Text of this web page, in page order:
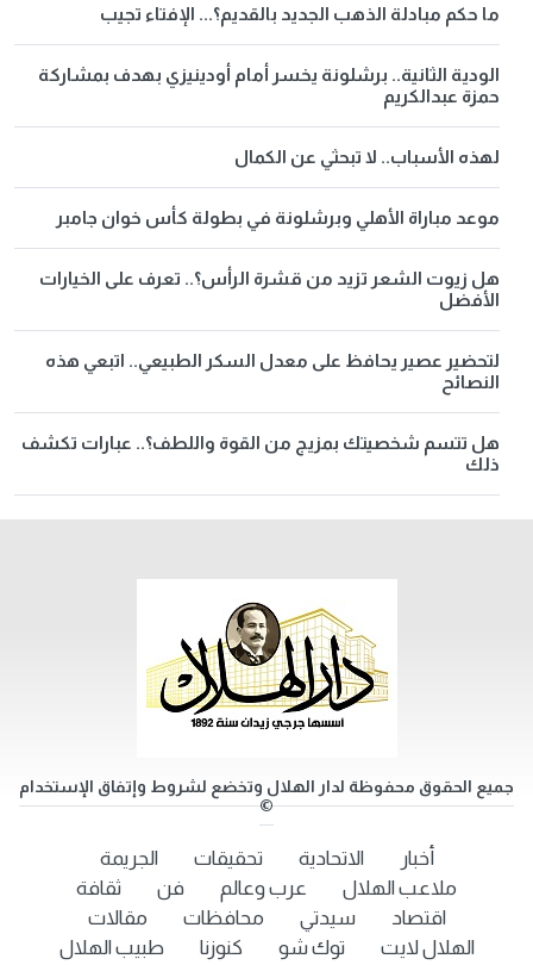
ما حكم مبادلة الذهب الجديد بالقديم؟... الإفتاء تجيب
الودية الثانية.. برشلونة يخسر أمام أودينيزي بهدف بمشاركة
حمزة عبدالكريم
لهذه الأسباب.. لا تبحثي عن الكمال
موعد مباراة الأهلي وبرشلونة في بطولة كأس خوان جامبر
هل زيوت الشعر تزيد من قشرة الرأس؟.. تعرف على الخيارات
الأفضل
لتحضير عصير يحافظ على معدل السكر الطبيعي.. اتبعي هذه
النصائح
هل تتسم شخصيتك بمزيج من القوة واللطف؟.. عبارات تكشف
ذلك
جميع الحقوق محفوظة لدار الهلال وتخضع لشروط وإتفاق الإستخدام
©
أخبار الاتحادية تحقيقات
الجريمة
ملاعب الهلال
عرب وعالم فن
ثقافة
اقتصاد
سيدتي محافظات
مقالات
الهلال لايت
توك شو كنوزنا طبيب الهلال